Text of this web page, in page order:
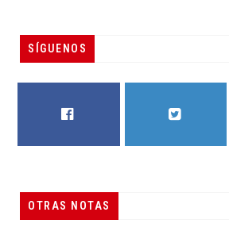
SÍGUENOS
OTRAS NOTAS
RESUELVEN DOS CASOS DE ENGAÑO